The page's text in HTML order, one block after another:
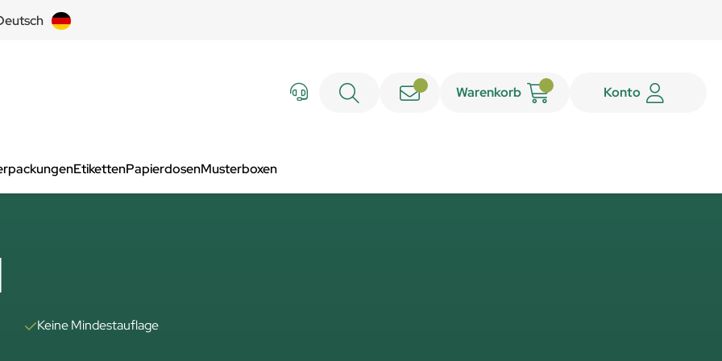
Warenkorb Konto
EtikettenPapierdosenMusterboxen
Keine Mindestauflage